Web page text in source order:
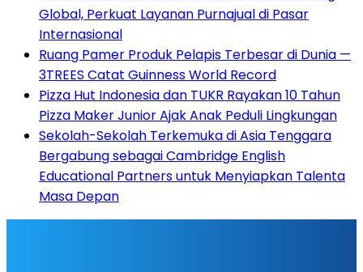
Global, Perkuat Layanan Purnajual di Pasar
Internasional
Ruang Pamer Produk Pelapis Terbesar di Dunia —
3TREES Catat Guinness World Record
Pizza Hut Indonesia dan TUKR Rayakan 10 Tahun
Pizza Maker Junior Ajak Anak Peduli Lingkungan
Sekolah-Sekolah Terkemuka di Asia Tenggara
Bergabung sebagai Cambridge English
Educational Partners untuk Menyiapkan Talenta
Masa Depan